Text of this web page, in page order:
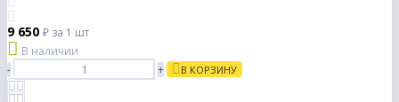
9 650 ₽ за 1 шт
В наличии
-
+ В КОРЗИНУ